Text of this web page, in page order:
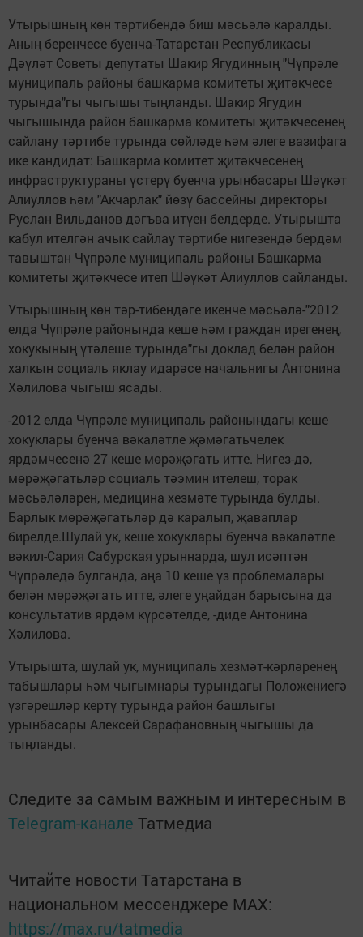
Утырышның көн тәртибендә биш мәсьәлә каралды.
Аның беренчесе буенча-Татарстан Республикасы
Дәүләт Советы депутаты Шакир Ягудинның "Чүпрәле
муниципаль районы башкарма комитеты җитәкчесе
турында"гы чыгышы тыңланды. Шакир Ягудин
чыгышында район башкарма комитеты җитәкчесенең
сайлану тәртибе турында сөйләде һәм әлеге вазифага
ике кандидат: Башкарма комитет җитәкчесенең
инфраструктураны үстерү буенча урынбасары Шәүкәт
Алиуллов һәм "Акчарлак" йөзү бассейны директоры
Руслан Вильданов дәгъва итүен белдерде. Утырышта
кабул ителгән ачык сайлау тәртибе нигезендә бердәм
тавыштан Чүпрәле муниципаль районы Башкарма
комитеты җитәкчесе итеп Шәүкәт Алиуллов сайланды.
Утырышның көн тәр-тибендәге икенче мәсьәлә-"2012
елда Чүпрәле районында кеше һәм граждан ирегенең,
хокукының үтәлеше турында"гы доклад белән район
халкын социаль яклау идарәсе начальнигы Антонина
Хәлилова чыгыш ясады.
-2012 елда Чүпрәле муниципаль районындагы кеше
хокуклары буенча вәкаләтле җәмәгатьчелек
ярдәмчесенә 27 кеше мөрәҗәгать итте. Нигез-дә,
мөрәҗәгатьләр социаль тәэмин ителеш, торак
мәсьәләләрен, медицина хезмәте турында булды.
Барлык мөрәҗәгатьләр дә каралып, җаваплар
бирелде.Шулай ук, кеше хокуклары буенча вәкаләтле
вәкил-Сария Сабурская урыннарда, шул исәптән
Чүпрәледә булганда, аңа 10 кеше үз проблемалары
белән мөрәҗәгать итте, әлеге уңайдан барысына да
консультатив ярдәм күрсәтелде, -диде Антонина
Хәлилова.
Утырышта, шулай ук, муниципаль хезмәт-кәрләренең
табышлары һәм чыгымнары турындагы Положениегә
үзгәрешләр кертү турында район башлыгы
урынбасары Алексей Сарафановның чыгышы да
тыңланды.
Следите за самым важным и интересным в
Telegram-канале Татмедиа
Читайте новости Татарстана в
национальном мессенджере MАХ:
https://max.ru/tatmedia